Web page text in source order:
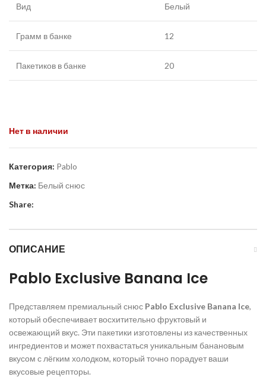
Вид Белый
Грамм в банке 12
Пакетиков в банке 20
Нет в наличии
Категория: Pablo
Метка: Белый снюс
Share:
ОПИСАНИЕ
Pablo Exclusive Banana Ice
Представляем премиальный снюс Pablo Exclusive Banana Ice,
который обеспечивает восхитительно фруктовый и
освежающий вкус. Эти пакетики изготовлены из качественных
ингредиентов и может похвастаться уникальным банановым
вкусом с лёгким холодком, который точно порадует ваши
вкусовые рецепторы.